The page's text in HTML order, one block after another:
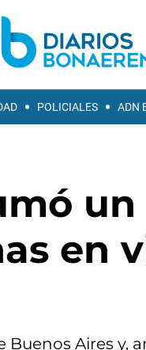
POLICIALES ADN
en
Aires y,